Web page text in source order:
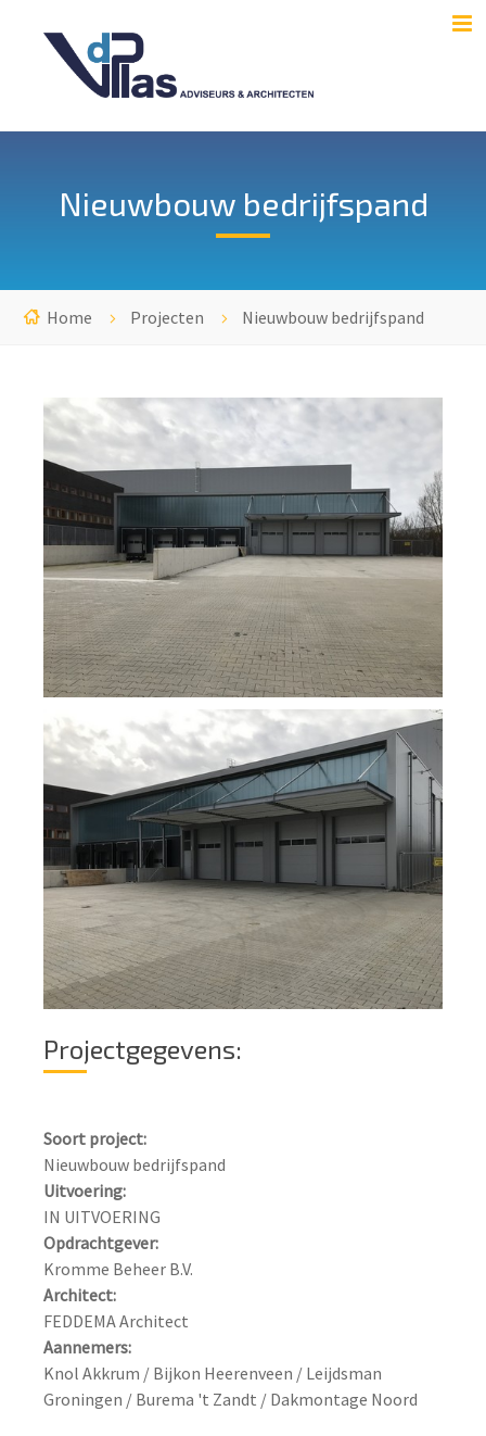
Nieuwbouw bedrijfspand
Home Projecten Nieuwbouw bedrijfspand
Projectgegevens:
Soort project:
Uitvoering:
Opdrachtgever:
Architect:
Knol Akkrum / Bijkon Heerenveen / Leijdsman
Groningen / Burema 't Zandt / Dakmontage Noord